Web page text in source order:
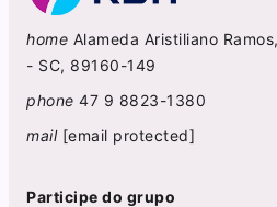
home Alameda Aristiliano
- SC, 89160-149
phone 47 9 8823-1380
mail [email protected]
Participe do grupo